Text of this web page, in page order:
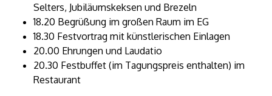
Selters, Jubiläumskeksen und Brezeln
18.20 Begrüßung im großen Raum im EG
18.30 Festvortrag mit künstlerischen Einlagen
20.00 Ehrungen und Laudatio
20.30 Festbuffet (im Tagungspreis enthalten) im
Restaurant